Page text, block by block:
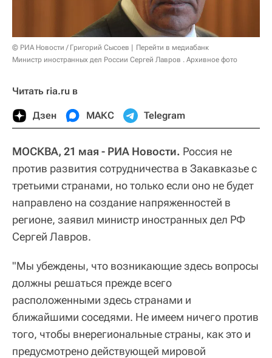
© РИА Новости / Григорий Сысоев
Перейти в медиабанк
Министр иностранных дел России Сергей Лавров . Архивное фото
Читать ria.ru в
Дзен МАКС Telegram
МОСКВА, 21 мая - РИА Новости. Россия не
против развития сотрудничества в Закавказье с
третьими странами, но только если оно не будет
направлено на создание напряженностей в
регионе, заявил министр иностранных дел РФ
Сергей Лавров.
"Мы убеждены, что возникающие здесь вопросы
должны решаться прежде всего
расположенными здесь странами и
ближайшими соседями. Не имеем ничего против
того, чтобы внерегиональные страны, как это и
предусмотрено действующей мировой